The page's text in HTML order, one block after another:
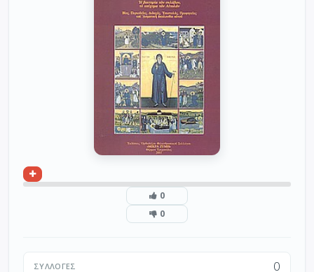
0
0
ΣΥΛΛΟΓΈΣ 0